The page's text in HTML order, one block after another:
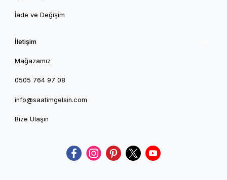
İade ve Değişim
İletişim
Mağazamız
0505 764 97 08
info@saatimgelsin.com
Bize Ulaşın